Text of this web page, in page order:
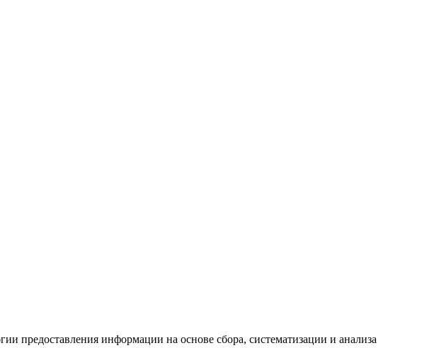
предоставления информации на основе сбора, систематизации и анализа